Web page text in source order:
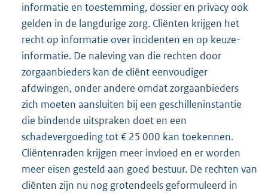
informatie en toestemming, dossier en privacy ook
gelden in de langdurige zorg. Cliënten krijgen het
recht op informatie over incidenten en op keuze-
informatie. De naleving van die rechten door
zorgaanbieders kan de cliënt eenvoudiger
afdwingen, onder andere omdat zorgaanbieders
zich moeten aansluiten bij een geschilleninstantie
die bindende uitspraken doet en een
schadevergoeding tot € 25 000 kan toekennen.
Cliëntenraden krijgen meer invloed en er worden
meer eisen gesteld aan goed bestuur. De rechten van
cliënten zijn nu nog grotendeels geformuleerd in